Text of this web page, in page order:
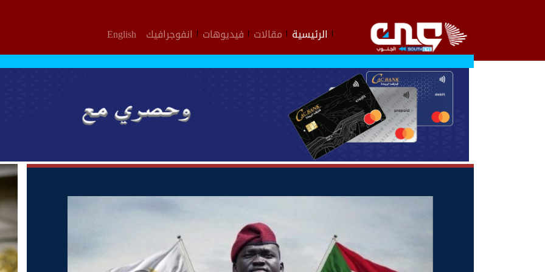
الرئيسية مقالات فيديوهات انفوجرافيك English